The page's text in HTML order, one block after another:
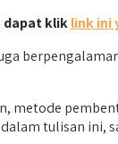
dapat kliklink ini
metode
tulisan